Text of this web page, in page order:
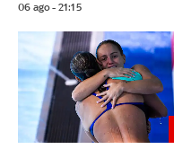
06 ago - 21:15